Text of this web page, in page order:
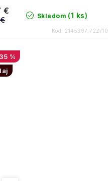
Skladom (1 ks)
€
Kód: 2145397_72Z/10
35 %